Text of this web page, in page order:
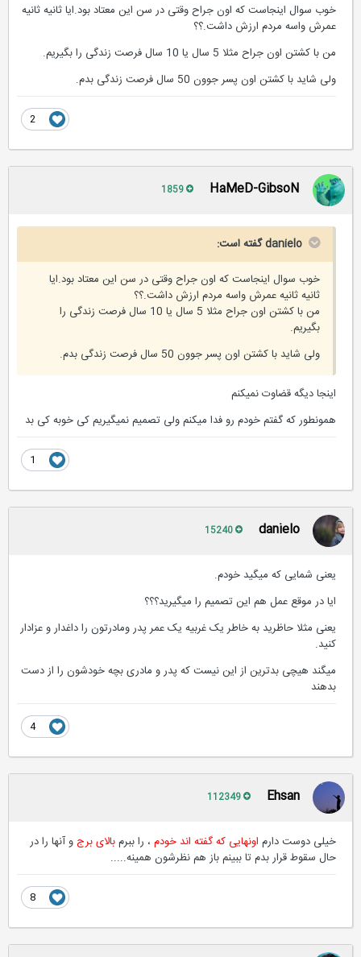
خوب سوال اینجاست که اون جراح وقتی در سن این معتاد بود.ایا ثانیه ثانیه
عمرش واسه مردم ارزش داشت.؟؟
من با کشتن اون جراح مثلا 5 سال یا 10 سال فرصت زندگی را بگیریم.
ولی شاید با کشتن اون پسر جوون 50 سال فرصت زندگی بدم.
HaMeD-GibsoN
danielo گفته است:
خوب سوال اینجاست که اون جراح وقتی در سن این معتاد بود.ایا
ثانیه ثانیه عمرش واسه مردم ارزش داشت.؟؟
من با کشتن اون جراح مثلا 5 سال یا 10 سال فرصت زندگی را
بگیریم.
ولی شاید با کشتن اون پسر جوون 50 سال فرصت زندگی بدم.
اینجا دیگه قضاوت نمیکنم
همونطور که گفتم خودم رو فدا میکنم ولی تصمیم نمیگیریم کی خوبه کی بد
danielo
یعنی شمایی که میگید خودم.
ایا در موقع عمل هم این تصمیم را میگیرید؟؟؟
یعنی مثلا حاظرید به خاطر یک غربیه یک عمر پدر ومادرتون را داغدار و عزادار
کنید.
میگند هیچی بدترین از این نیست که پدر و مادری بچه خودشون را از دست
بدهند
Ehsan
خیلی دوست دارماونهایی که گفته اند خودم، را ببرمبالای برجو آنها را در
حال سقوط قرار بدم تا ببینم باز هم نظرشون همینه.....